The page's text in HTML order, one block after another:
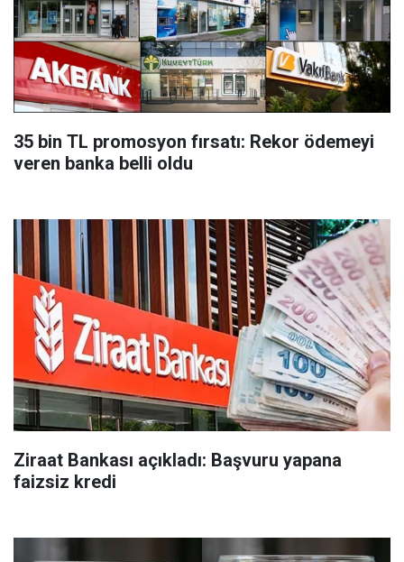
35 bin TL promosyon fırsatı: Rekor ödemeyi
veren banka belli oldu
Ziraat Bankası açıkladı: Başvuru yapana
faizsiz kredi